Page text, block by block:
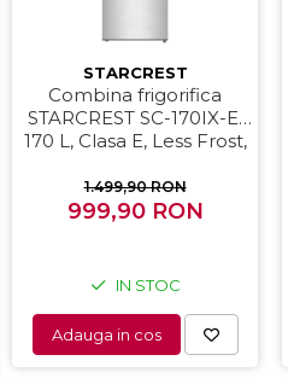
STARCREST
Combina frigorifica
STARCREST SC-170IX-E,
170 L, Clasa E, Less Frost,
Iluminare LED, Suprafata
Inox antiamprenta,
Inox
1.499,90 RON
999,90 RON
IN STOC
Adauga in cos